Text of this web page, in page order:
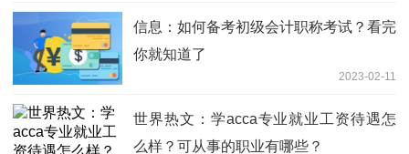
信息：如何备考初级会计职称考试？看完
你就知道了
2023-02-11
世界热文：学acca专业就业工资待遇怎
么样？可从事的职业有哪些？